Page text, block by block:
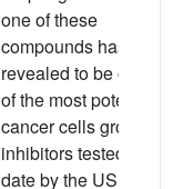
one of these
compounds has
revealed to be one
of the most potent
cancer cells growth
inhibitors tested to
date by the US